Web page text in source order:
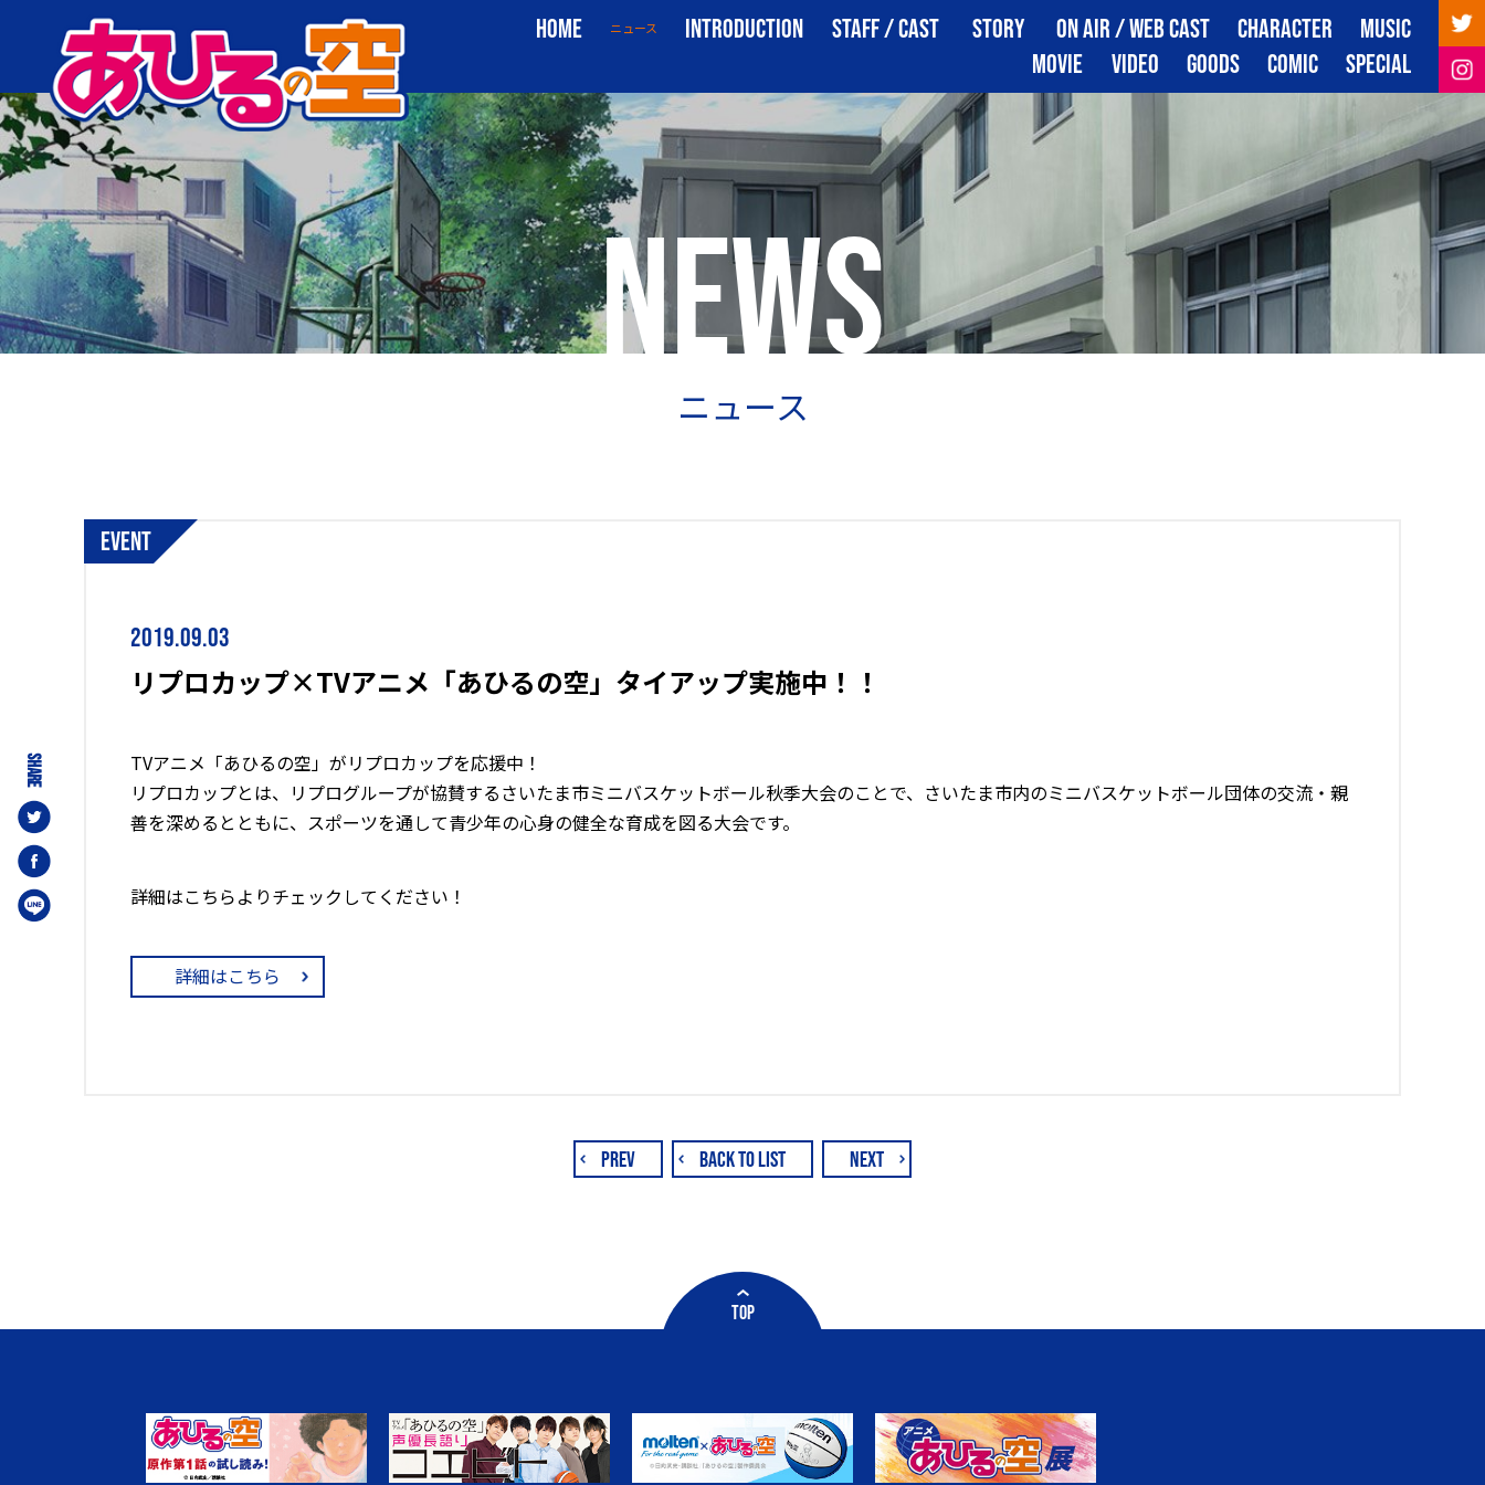
HOME ニュース INTRODUCTION STAFF / CAST STORY ON AIR / WEB CAST
放送・配信情報
CHARACTER
キャラクター
MUSIC
音楽
MOVIE
映像
VIDEO
映像商品
GOODS
グッズ
COMIC
コミック
SPECIAL
スペシャル
NEWS
ニュース
event
2019.09.03
リプロカップ×TVアニメ「あひるの空」タイアップ実施中！！
TVアニメ「あひるの空」がリプロカップを応援中！
リプロカップとは、リプログループが協賛するさいたま市ミニバスケットボール秋季大会のことで、さいたま市内のミニバスケットボール団体の交流・親
善を深めるとともに、スポーツを通して青少年の心身の健全な育成を図る大会です。
詳細はこちらよりチェックしてください！
詳細はこちら
PREV BACK TO LIST NEXT
TOP
SHARE